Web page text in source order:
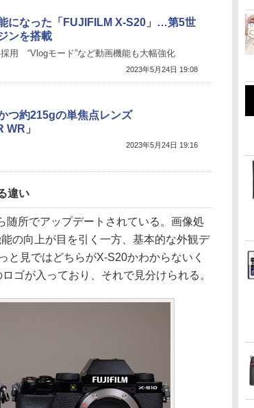
になった「FUJIFILM X-S20」…第5世
ンを搭載
用 “Vlogモード”など動画機能も大幅強化
2023年5月24日 19:08
つ約215gの単焦点レンズ
WR」
2023年5月24日 19:16
違い
随所でアップデートされている。画像処
の向上が目を引く一方、基本的な外観デ
と見ではどちらがX-S20かわからないく
ゴが入っており、それで見分けられる。